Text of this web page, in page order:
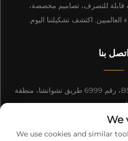
قابلة للتصرف، تصاميم مخصصة،
العالميين. اكتشف تشكيلتنا اليوم.
اتصل بنا
الغرفة 105-106، المبنى B5، رقم 6999 طريق تشوانشا، منطقة
We
We use cookies and similar